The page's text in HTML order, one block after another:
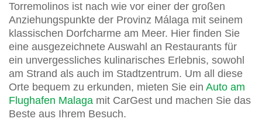
Torremolinos ist nach wie vor einer der großen
Anziehungspunkte der Provinz Málaga mit seinem
klassischen Dorfcharme am Meer. Hier finden Sie
eine ausgezeichnete Auswahl an Restaurants für
ein unvergessliches kulinarisches Erlebnis, sowohl
am Strand als auch im Stadtzentrum. Um all diese
Orte bequem zu erkunden, mieten Sie ein Auto am
Flughafen Malaga mit CarGest und machen Sie das
Beste aus Ihrem Besuch.